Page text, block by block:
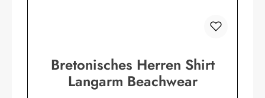
Bretonisches Herren Shirt
Langarm Beachwear